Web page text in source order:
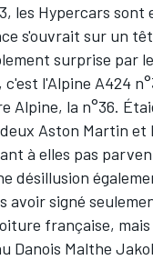
les Hypercars
s'ouvrait sur un
surprise par
l'Alpine A424
Alpine, la n°36.
Aston Martin et
à elles pas
désillusion
signé
française,
Danois Malthe